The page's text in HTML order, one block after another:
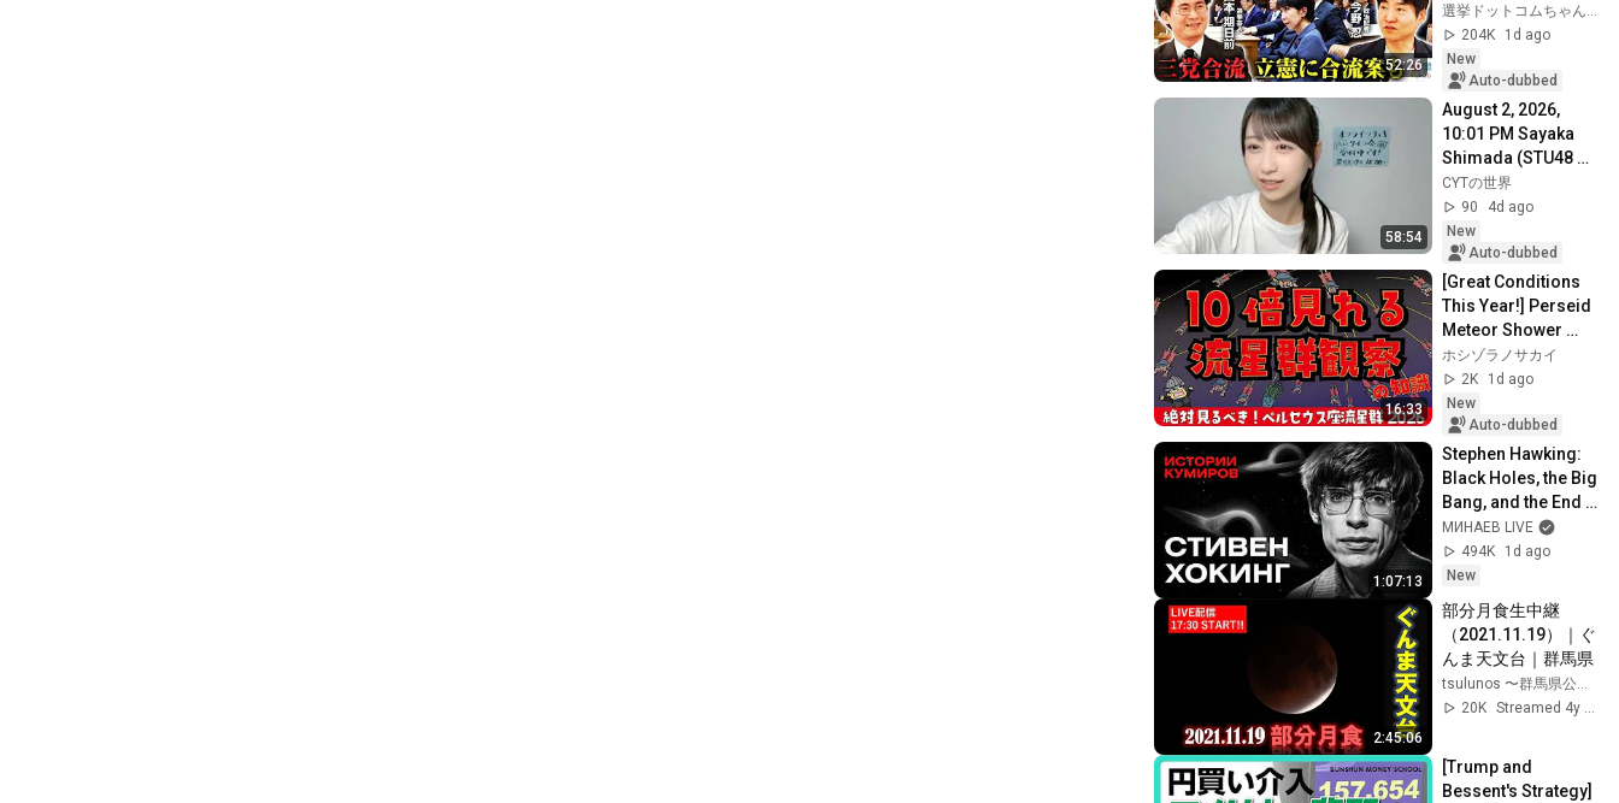
52:26
の激しい葛藤／中
道・立憲・公明の3
党合流構想に浮上し
た「第4の選択肢」
とは？【今野忍×山
本期日前】｜選挙ド
ットコム
選挙ドットコムちゃんねる
204K
1d ago
New
Auto-dubbed
58:54
August 2, 2026,
10:01 PM Sayaka
Shimada (STU48
4th Generation
Research Student)
CYTの世界
90
4d ago
New
Auto-dubbed
16:33
[Great Conditions
This Year!] Perseid
Meteor Shower
[2026]
ホシゾラノサカイ
2K
1d ago
New
Auto-dubbed
1:07:13
Stephen Hawking:
Black Holes, the Big
Bang, and the End
of the Universe /
Idol Stories /
MINAEV
МИНАЕВ LIVE
494K
1d ago
New
2:45:06
部分月食生中継
（2021.11.19）｜ぐ
んま天文台｜群馬県
tsulunos 〜群馬県公式〜
20K
Streamed 4y ago
[Trump and
Bessent's Strategy]